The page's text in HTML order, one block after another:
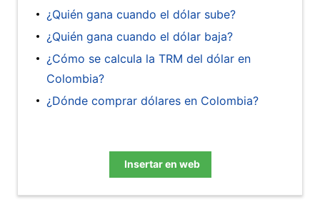
¿Quién gana cuando el dólar sube?
¿Quién gana cuando el dólar baja?
¿Cómo se calcula la TRM del dólar en
Colombia?
¿Dónde comprar dólares en Colombia?
Insertar en web